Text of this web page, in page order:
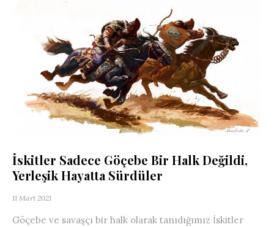
İskitler Sadece Göçebe Bir Halk Değildi,
Yerleşik Hayatta Sürdüler
11 Mart 2021
Göçebe ve savaşçı bir halk olarak tanıdığımız İskitler